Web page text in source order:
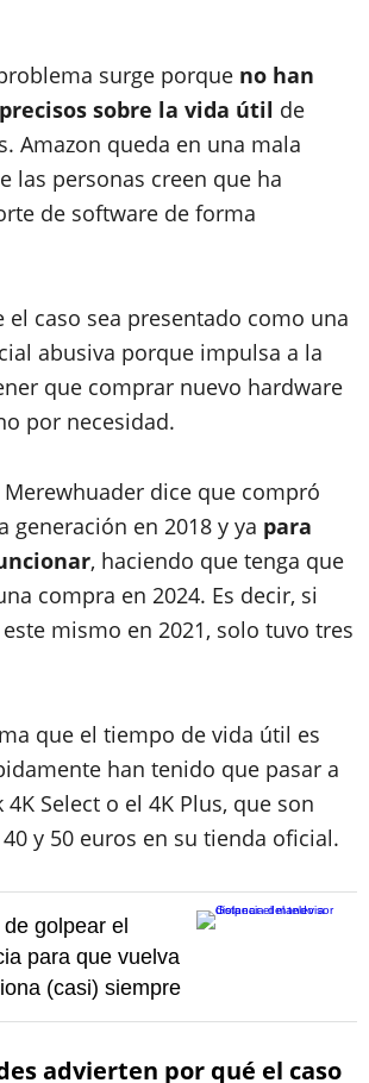
surge porque no han
sobre la vida útil de
Amazon queda en una mala
las personas creen que ha
de software de forma
el caso sea presentado como una
abusiva porque impulsa a la
que comprar nuevo hardware
por necesidad.
dice que compró
generación en 2018 y ya para
, haciendo que tenga que
compra en 2024. Es decir, si
mismo en 2021, solo tuvo tres
que el tiempo de vida útil es
han tenido que pasar a
4K Select o el 4K Plus, que son
y 50 euros en su tienda oficial.
golpear el
para que vuelva
(casi) siempre
advierten por qué el caso